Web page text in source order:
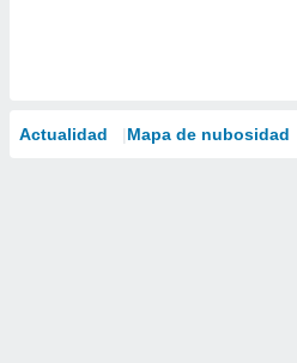
Actualidad Mapa de nubosidad